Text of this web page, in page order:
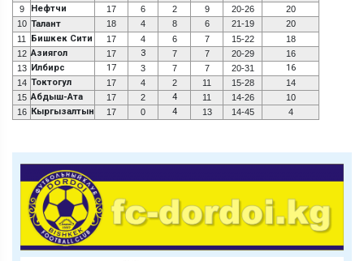
9 Нефтчи 17 6 2 9 20-26
20
10 Талант 18 4 8 6 21-19
20
11
Бишкек Сити 17 4 6 7 15-22
18
12 Азиягол 17 3 7 7 20-29
16
13 Илбирс 17 3 7 7 20-31 16
14 Токтогул 17 4 2 11 15-28
14
15 Абдыш-Ата 17 2 4 11 14-26
10
16 Кыргызалтын 17 0 4 13 14-45 4